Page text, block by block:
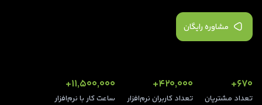
مشاوره رایگان
670+
تعداد مشتریان
420,000+
تعداد کاربران نرم‌افزار
11,500,000+
ساعت کار با نرم‌افزار